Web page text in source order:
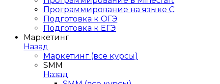
Программирование на языке C
Подготовка к ОГЭ
Подготовка к ЕГЭ
Маркетинг
Назад
Маркетинг (все курсы)
SMM
Назад